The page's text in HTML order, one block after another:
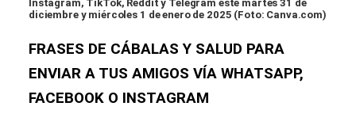
Instagram, TikTok, Reddit y Telegram este martes 31 de
diciembre y miércoles 1 de enero de 2025 (Foto: Canva.com)
FRASES DE CÁBALAS Y SALUD PARA
ENVIAR A TUS AMIGOS VÍA WHATSAPP,
FACEBOOK O INSTAGRAM